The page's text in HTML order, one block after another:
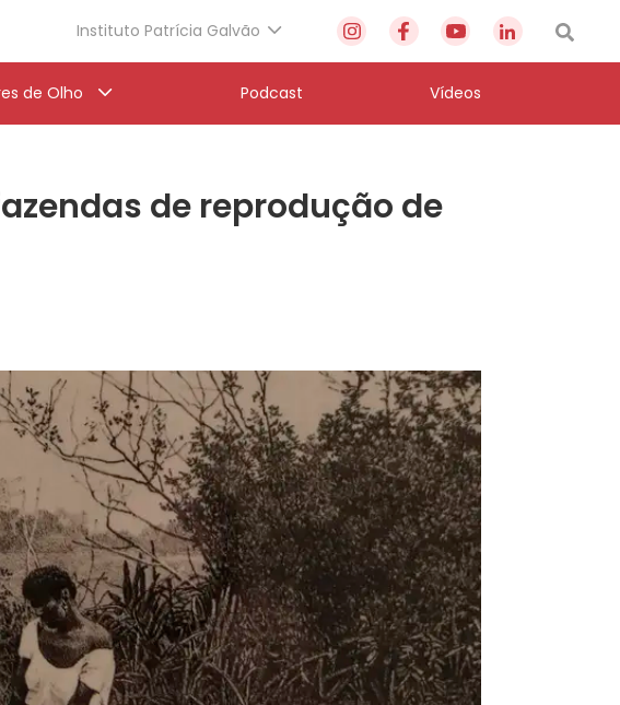
Instituto Patrícia Galvão
de Olho Podcast Vídeos
de reprodução de